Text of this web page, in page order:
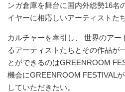
ンガ倉庫を舞台に国内外総勢16名
イヤーに相応しいアーティストた
カルチャーを牽引し、 世界のア
るアーティストたちとその作品が
とができるのはGREENROOM
機会にGREENROOM FESTIVAL
していただきたい。